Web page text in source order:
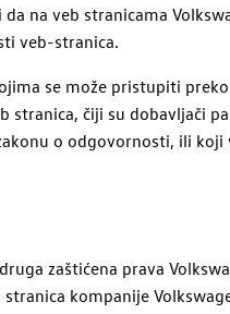
da na veb stranicama
veb-stranica.
se može pristupiti
stranica, čiji su dobavljači
o odgovornosti, ili koji
zaštićena prava
stranica kompanije